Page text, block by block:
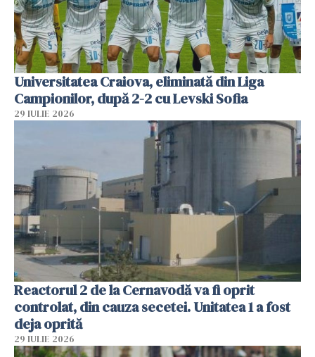
Universitatea Craiova, eliminată din Liga
Campionilor, după 2-2 cu Levski Sofia
29 IULIE 2026
Reactorul 2 de la Cernavodă va fi oprit
controlat, din cauza secetei. Unitatea 1 a fost
deja oprită
29 IULIE 2026